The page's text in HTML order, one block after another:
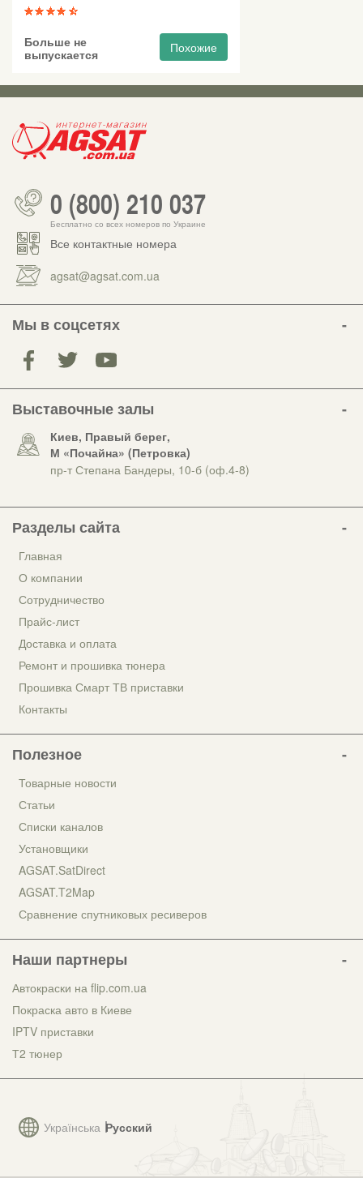
Больше не
выпускается
Похожие
0 (800) 210 037
Бесплатно со всех номеров по Украине
Все контактные номера
agsat@agsat.com.ua
Мы в соцсетях
Выставочные залы
Киев, Правый берег,
М «Почайна» (Петровка)
пр-т Степана Бандеры, 10-б (оф.4-8)
Українська Русский
Разделы сайта
Главная
О компании
Сотрудничество
Прайс-лист
Доставка и оплата
Ремонт и прошивка тюнера
Прошивка Смарт ТВ приставки
Контакты
Полезное
Товарные новости
Статьи
Списки каналов
Установщики
AGSAT.SatDirect
AGSAT.T2Map
Сравнение спутниковых ресиверов
Наши партнеры
Автокраски на flip.com.ua
Покраска авто в Киеве
IPTV приставки
Т2 тюнер